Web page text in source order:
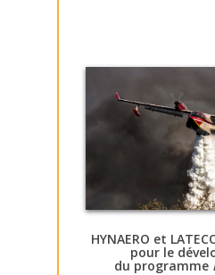
HYNAERO et
pour le
du programme